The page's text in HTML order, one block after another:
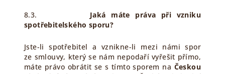
8.3.
Jaká máte práva při vzniku
spotřebitelského sporu?
Jste-li spotřebitel a vznikne-li mezi námi spor
ze smlouvy, který se nám nepodaří vyřešit přímo,
máte právo obrátit se s tímto sporem na Českou